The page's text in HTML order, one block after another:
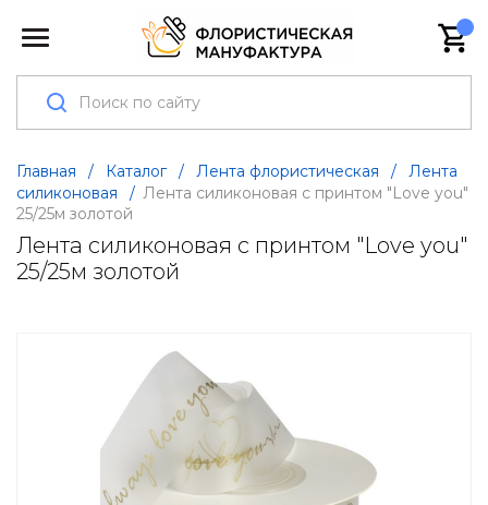
Главная / Каталог / Лента флористическая /
Лента
силиконовая
/ Лента силиконовая с принтом "Love you"
25/25м золотой
Лента силиконовая с принтом "Love you"
25/25м золотой